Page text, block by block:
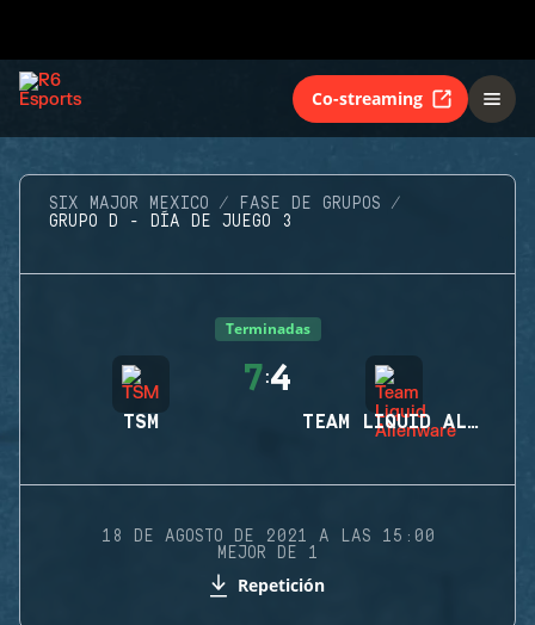
Co-streaming
SIX MAJOR MEXICO
FASE DE GRUPOS
GRUPO D - DÍA DE JUEGO 3
Terminadas
TSM
7:4
TEAM LIQUID ALIENWARE
18 DE AGOSTO DE 2021 A LAS 15:00
MEJOR DE 1
Repetición